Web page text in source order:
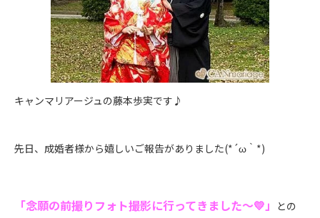
キャンマリアージュの藤本歩実です♪
先日、成婚者様から嬉しいご報告がありました(*´ω｀*)
「念願の前撮りフォト撮影に行ってきました～💛」 との